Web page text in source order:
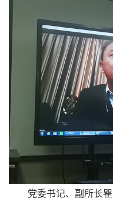
党委书记、副所长瞿